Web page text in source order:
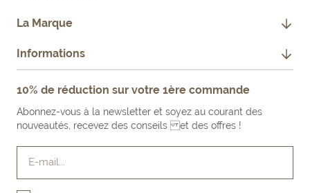
CONTACTEZ-NOUS
FAQ
FAIRE UN RETOUR PRODUIT
La Marque
NOTRE HISTOIRE
NOS ENGAGEMENTS
LE BLOG
Informations
10% de réduction sur votre 1ère commande
Abonnez-vous à la newsletter et soyez au courant des
nouveautés, recevez des conseils et des offres !
E-mail...